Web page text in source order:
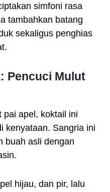
simfoni rasa
tambahkan batang
sekaligus penghias
Pencuci Mulut
pai apel, koktail ini
kenyataan. Sangria ini
buah asli dengan
hijau, dan pir, lalu